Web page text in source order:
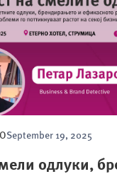
September 19, 2025
одлуки,